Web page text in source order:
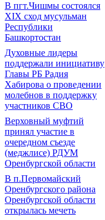
В пгт.Чишмы состоялся
XIX сход мусульман
Республики
Башкортостан
Духовные лидеры
поддержали инициативу
Главы РБ Радия
Хабирова о проведении
молебнов в поддержку
участников СВО
Верховный муфтий
принял участие в
очередном съезде
(меджлисе) РДУМ
Оренбургской области
В п.Первомайский
Оренбургского района
Оренбургской области
открылась мечеть